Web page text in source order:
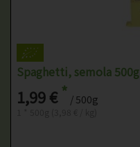
Spaghetti, semola 500g
1,99 €* / 500g